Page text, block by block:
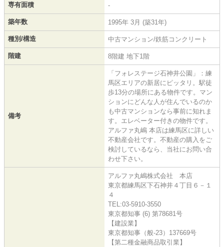
専有面積 -
築年数 1995年 3月 (築31年)
種別/構造 中古マンション/鉄筋コンクリート
階建 8階建 地下1階
備考
「フォレステージ石神井公園」：練
馬区エリアの新居にピッタリ。駅徒
歩13分の場所にある物件です。マン
ションにどんな人が住んでいるのか
も中古マンションなら事前に知れま
す。エレベーター付きの物件です。
アルファ丸嶋 本店は練馬区に詳しい
不動産会社です。不動産の購入をご
検討しているなら、当社にお問い合
わせ下さい。
アルファ丸嶋株式会社 本店
東京都練馬区下石神井４丁目６－１
４
TEL:03-5910-3550
東京都知事 (6) 第78681号
【建設業】
東京都知事（般-23）137669号
【第二種金融商品取引業】